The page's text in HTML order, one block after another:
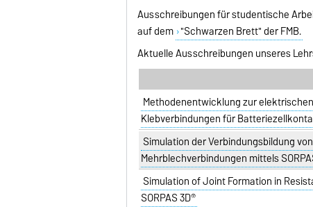
Ausschreibungen für studentische
auf dem "Schwarzen Brett" der FMB.
Aktuelle Ausschreibungen unseres
Methodenentwicklung zur
Klebverbindungen für
Simulation der Verbindungsbildung
Mehrblechverbindungen mittels
Simulation of Joint Formation in
SORPAS 3D®